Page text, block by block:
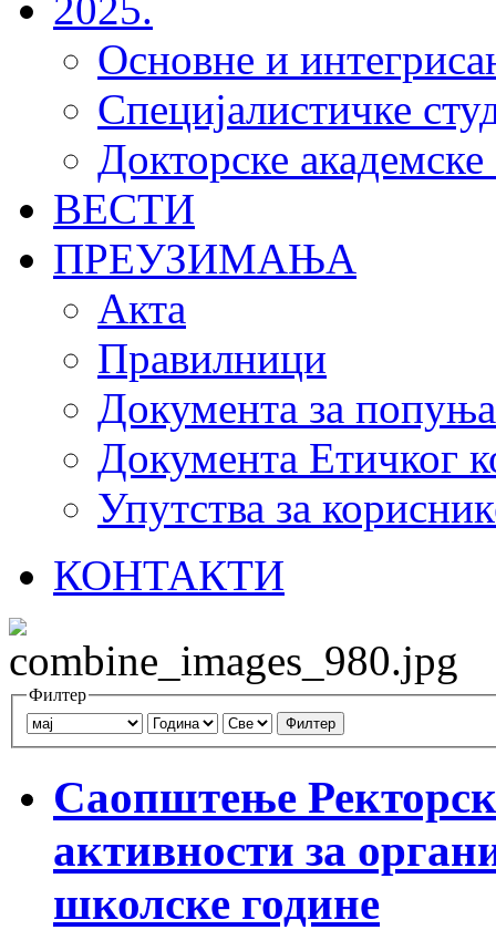
Основне и
Специјалистичке
Докторске академске
ВЕСТИ
ПРЕУЗИМАЊА
Акта
Правилници
Документа за
Документа Етичког
Упутства за
КОНТАКТИ
Филтер
Филтер
Саопштење
активности за
школске године